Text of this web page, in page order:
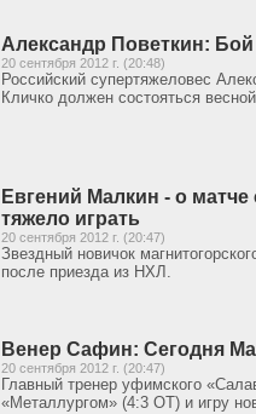
Александр Поветкин:
20 сентября 2012 г. (20:48)
Российский супертяжеловес
Кличко должен состояться
Евгений Малкин - о
тяжело играть
20 сентября 2012 г. (20:47)
Звездный новичок
после приезда из НХЛ.
Венер Сафин: Сегодня
20 сентября 2012 г. (20:47)
Главный тренер уфимского
«Металлургом» (4:3 OT) и игру